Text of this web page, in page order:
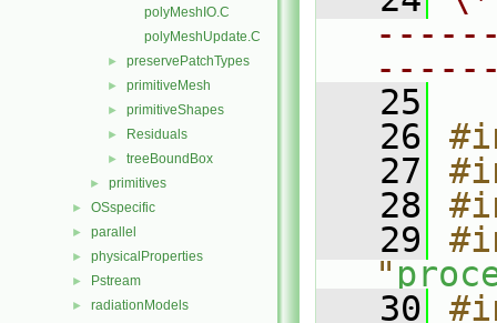
polyMeshIO.C
polyMeshUpdate.C
► preservePatchTypes
► primitiveMesh
► primitiveShapes
► Residuals
► treeBoundBox
► primitives
► OSspecific
► parallel
► physicalProperties
► Pstream
► radiationModels
   25
   26
   27
   28
   29
"
   30